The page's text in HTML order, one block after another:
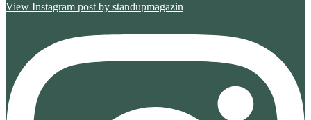
View Instagram post by standupmagazin